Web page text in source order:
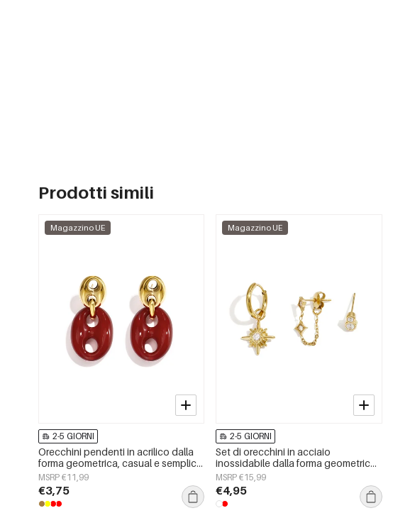
Prodotti simili
Magazzino UE
2-5 GIORNI
Orecchini pendenti in acrilico dalla
forma geometrica, casual e semplici,
della serie da donna.
MSRP €11,99
€3,75
Magazzino UE
2-5 GIORNI
Set di orecchini in acciaio
inossidabile dalla forma geometrica,
semplici, per tutti i giorni, serie
Simple, gioielli da donna
MSRP €15,99
€4,95